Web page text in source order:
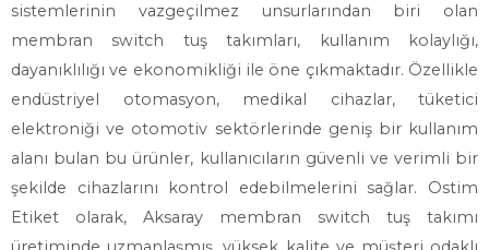
sistemlerinin vazgeçilmez unsurlarından biri olan
membran switch tuş takımları, kullanım kolaylığı,
dayanıklılığı ve ekonomikliği ile öne çıkmaktadır. Özellikle
endüstriyel otomasyon, medikal cihazlar, tüketici
elektroniği ve otomotiv sektörlerinde geniş bir kullanım
alanı bulan bu ürünler, kullanıcıların güvenli ve verimli bir
şekilde cihazlarını kontrol edebilmelerini sağlar. Ostim
Etiket olarak, Aksaray membran switch tuş takımı